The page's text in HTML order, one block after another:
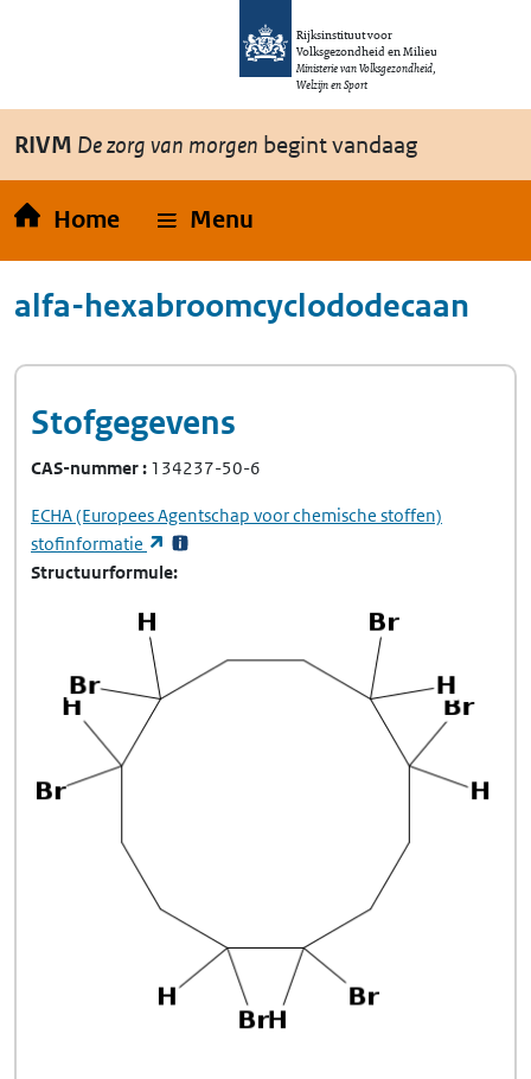
Overslaan en naar de inhoud gaan
Rijksinstituut voor
Volksgezondheid en Milieu
Ministerie van Volksgezondheid,
Welzijn en Sport
RIVM De zorg van morgen begint vandaag
Home Menu
alfa-hexabroomcyclododecaan
Stofgegevens
CAS-nummer 134237-50-6
ECHA(Europees Agentschap voor chemische stoffen)
stofinformatie
(opent in een nieuw tabblad)
Structuurformule